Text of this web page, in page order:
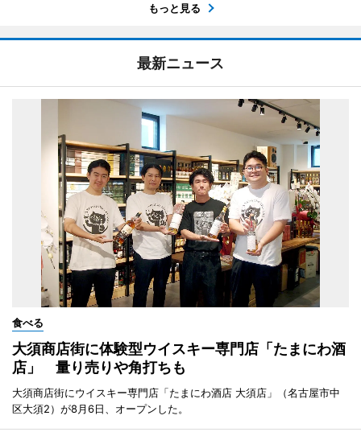
もっと見る
最新ニュース
食べる
大須商店街に体験型ウイスキー専門店「たまにわ酒
店」 量り売りや角打ちも
大須商店街にウイスキー専門店「たまにわ酒店 大須店」（名古屋市中
区大須2）が8月6日、オープンした。